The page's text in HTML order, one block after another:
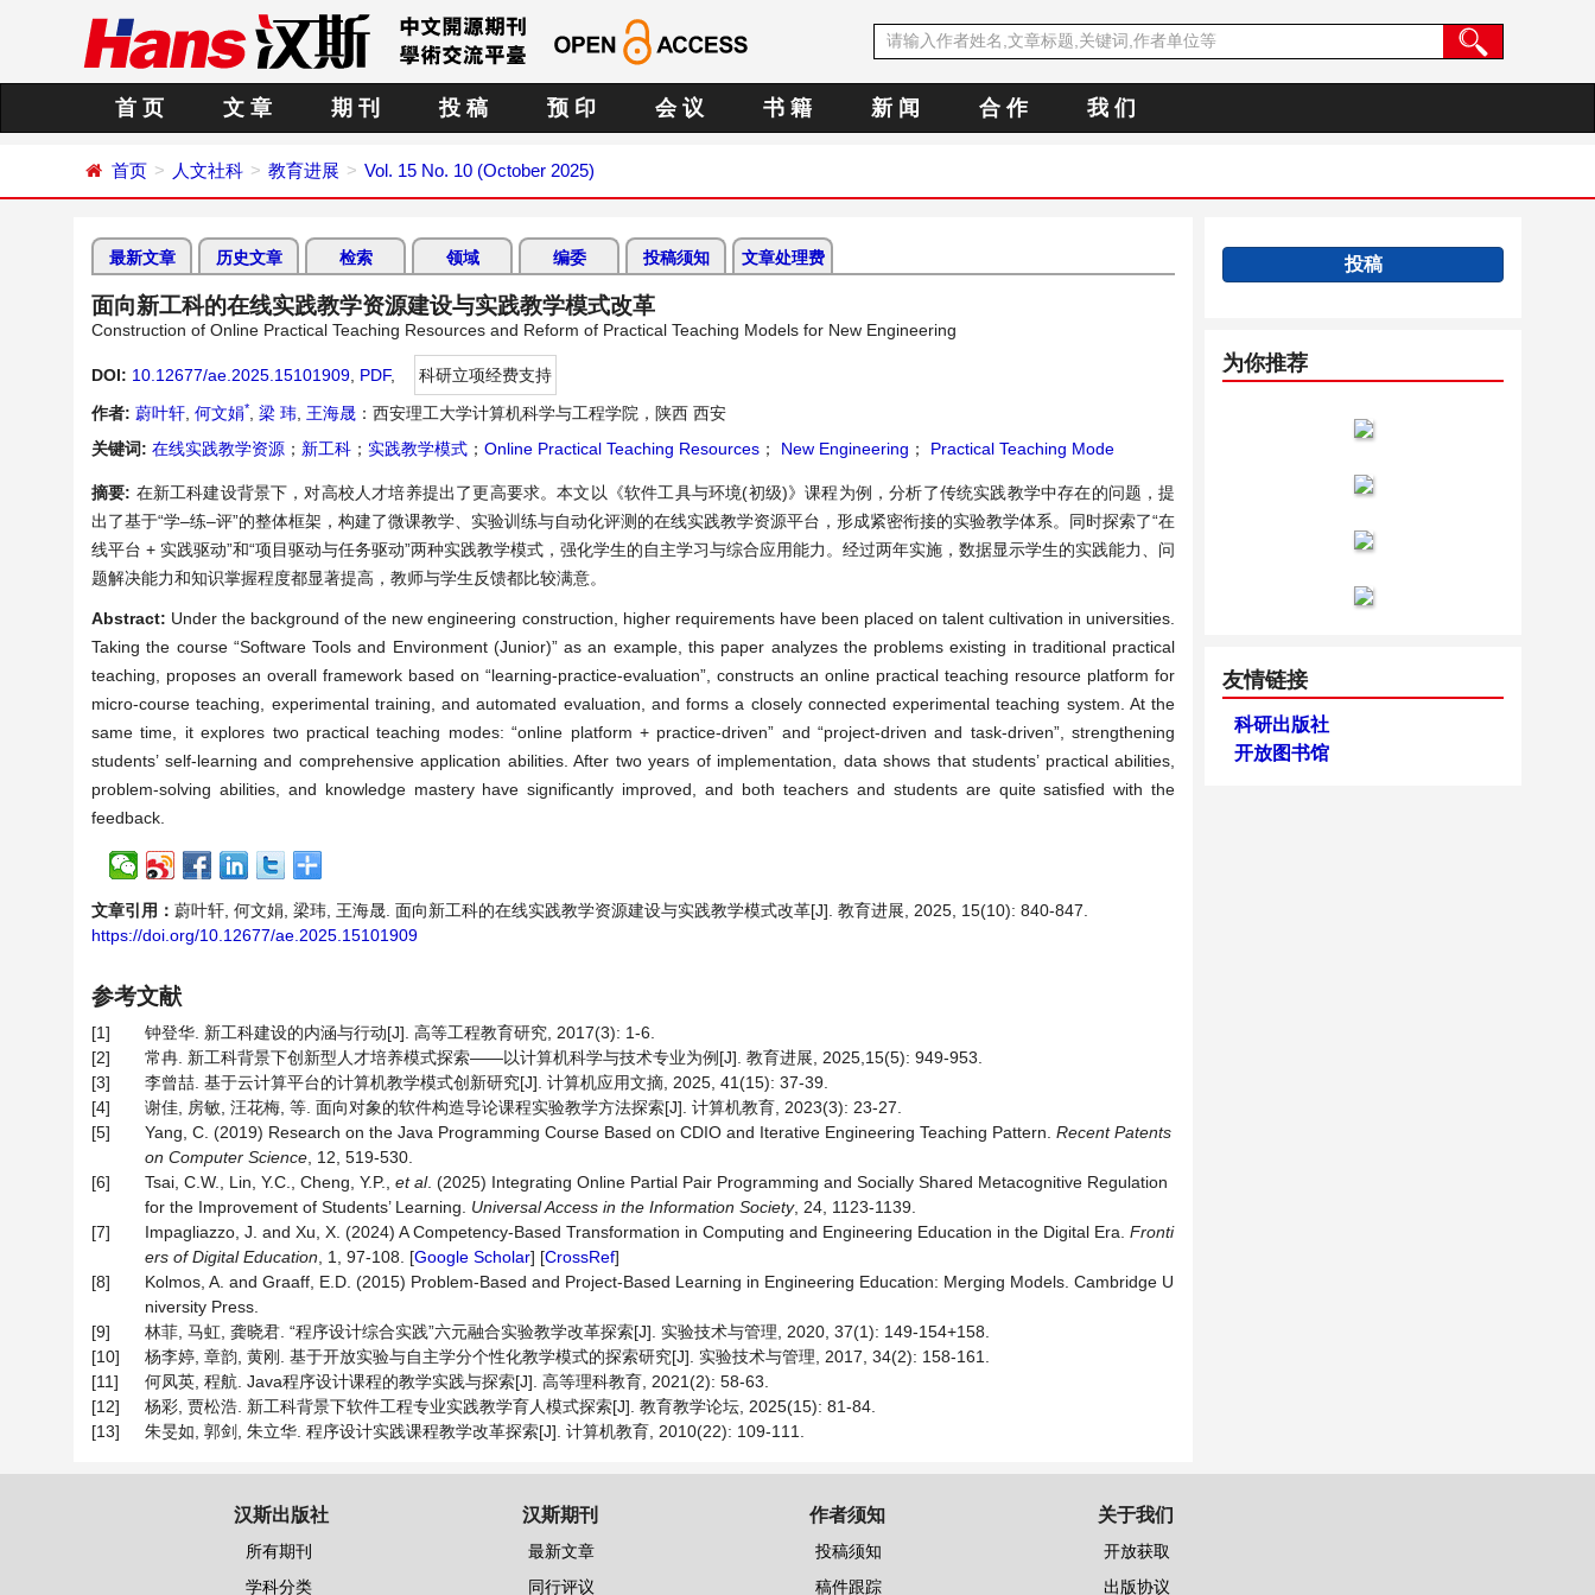
首 页 文 章 期 刊 投 稿 预 印 会 议 书 籍 新 闻 合 作 我 们
首页 人文社科 教育进展 Vol. 15 No. 10 (October 2025)
最新文章 历史文章 检索 领域 编委 投稿须知 文章处理费
面向新工科的在线实践教学资源建设与实践教学模式改革
Construction of Online Practical Teaching Resources and Reform of Practical Teaching Models for New Engineering
DOI: 10.12677/ae.2025.15101909 PDF,
科研立项经费支持
作者: 蔚叶轩 何文娟* 梁 玮 王海晟 ：西安理工大学计算机科学与工程学院，陕西 西安
关键词: 在线实践教学资源 ； 新工科 ； 实践教学模式 ； Online Practical Teaching Resources ； New Engineering ； Practical Teaching Mode
摘要: 在新工科建设背景下，对高校人才培养提出了更高要求。本文以《软件工具与环境(初级)》课程为例，分析了传统实践教学中存在的问题，提
出了基于“学–练–评”的整体框架，构建了微课教学、实验训练与自动化评测的在线实践教学资源平台，形成紧密衔接的实验教学体系。同时探索了“在
线平台 + 实践驱动”和“项目驱动与任务驱动”两种实践教学模式，强化学生的自主学习与综合应用能力。经过两年实施，数据显示学生的实践能力、问
题解决能力和知识掌握程度都显著提高，教师与学生反馈都比较满意。
Abstract: Under the background of the new engineering construction, higher requirements have been placed on talent cultivation in universities.
Taking the course “Software Tools and Environment (Junior)” as an example, this paper analyzes the problems existing in traditional practical
teaching, proposes an overall framework based on “learning-practice-evaluation”, constructs an online practical teaching resource platform for
micro-course teaching, experimental training, and automated evaluation, and forms a closely connected experimental teaching system. At the
same time, it explores two practical teaching modes: “online platform + practice-driven” and “project-driven and task-driven”, strengthening
students’ self-learning and comprehensive application abilities. After two years of implementation, data shows that students’ practical abilities,
problem-solving abilities, and knowledge mastery have significantly improved, and both teachers and students are quite satisfied with the
feedback.
文章引用： 蔚叶轩, 何文娟, 梁玮, 王海晟. 面向新工科的在线实践教学资源建设与实践教学模式改革[J]. 教育进展, 2025, 15(10): 840-847.
https://doi.org/10.12677/ae.2025.15101909
参考文献
[1]
钟登华. 新工科建设的内涵与行动[J]. 高等工程教育研究, 2017(3): 1-6.
[2]
常冉. 新工科背景下创新型人才培养模式探索——以计算机科学与技术专业为例[J]. 教育进展, 2025,15(5): 949-953.
[3]
李曾喆. 基于云计算平台的计算机教学模式创新研究[J]. 计算机应用文摘, 2025, 41(15): 37-39.
[4]
谢佳, 房敏, 汪花梅, 等. 面向对象的软件构造导论课程实验教学方法探索[J]. 计算机教育, 2023(3): 23-27.
[5]
Yang, C. (2019) Research on the Java Programming Course Based on CDIO and Iterative Engineering Teaching Pattern. Recent Patents
on Computer Science , 12, 519-530.
[6]
Tsai, C.W., Lin, Y.C., Cheng, Y.P., et al. (2025) Integrating Online Partial Pair Programming and Socially Shared Metacognitive Regulation
for the Improvement of Students’ Learning. Universal Access in the Information Society, 24, 1123-1139.
[7]
Impagliazzo, J. and Xu, X. (2024) A Competency-Based Transformation in Computing and Engineering Education in the Digital Era. Fronti
ers of Digital Education , 1, 97-108. [Google Scholar] [CrossRef]
[8]
Kolmos, A. and Graaff, E.D. (2015) Problem-Based and Project-Based Learning in Engineering Education: Merging Models. Cambridge U
niversity Press.
[9]
林菲, 马虹, 龚晓君. “程序设计综合实践”六元融合实验教学改革探索[J]. 实验技术与管理, 2020, 37(1): 149-154+158.
[10]
杨李婷, 章韵, 黄刚. 基于开放实验与自主学分个性化教学模式的探索研究[J]. 实验技术与管理, 2017, 34(2): 158-161.
[11]
何凤英, 程航. Java程序设计课程的教学实践与探索[J]. 高等理科教育, 2021(2): 58-63.
[12]
杨彩, 贾松浩. 新工科背景下软件工程专业实践教学育人模式探索[J]. 教育教学论坛, 2025(15): 81-84.
[13]
朱旻如, 郭剑, 朱立华. 程序设计实践课程教学改革探索[J]. 计算机教育, 2010(22): 109-111.
投稿
为你推荐
友情链接
科研出版社
开放图书馆
汉斯出版社
所有期刊
学科分类
汉斯期刊
最新文章
同行评议
作者须知
投稿须知
稿件跟踪
关于我们
开放获取
出版协议